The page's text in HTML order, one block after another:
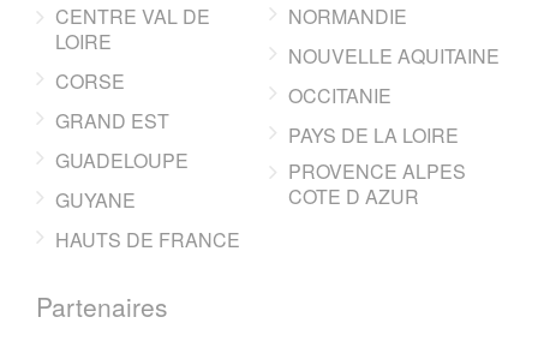
CENTRE VAL DE
LOIRE
CORSE
GRAND EST
GUADELOUPE
GUYANE
HAUTS DE FRANCE
NORMANDIE
NOUVELLE AQUITAINE
OCCITANIE
PAYS DE LA LOIRE
PROVENCE ALPES
COTE D AZUR
Partenaires